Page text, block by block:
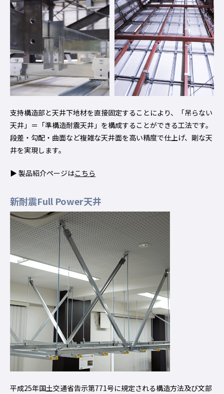
支持構造部と天井下地材を直接固定することにより、「吊らない
天井」＝「準構造耐震天井」を構成することができる工法です。
段差・勾配・曲面など複雑な天井面を高い精度で仕上げ、剛な天
井を実現します。
▶ 製品紹介ページはこちら
新耐震Full Power天井
平成25年国土交通省告示第771号に規定される構造方法及び文部